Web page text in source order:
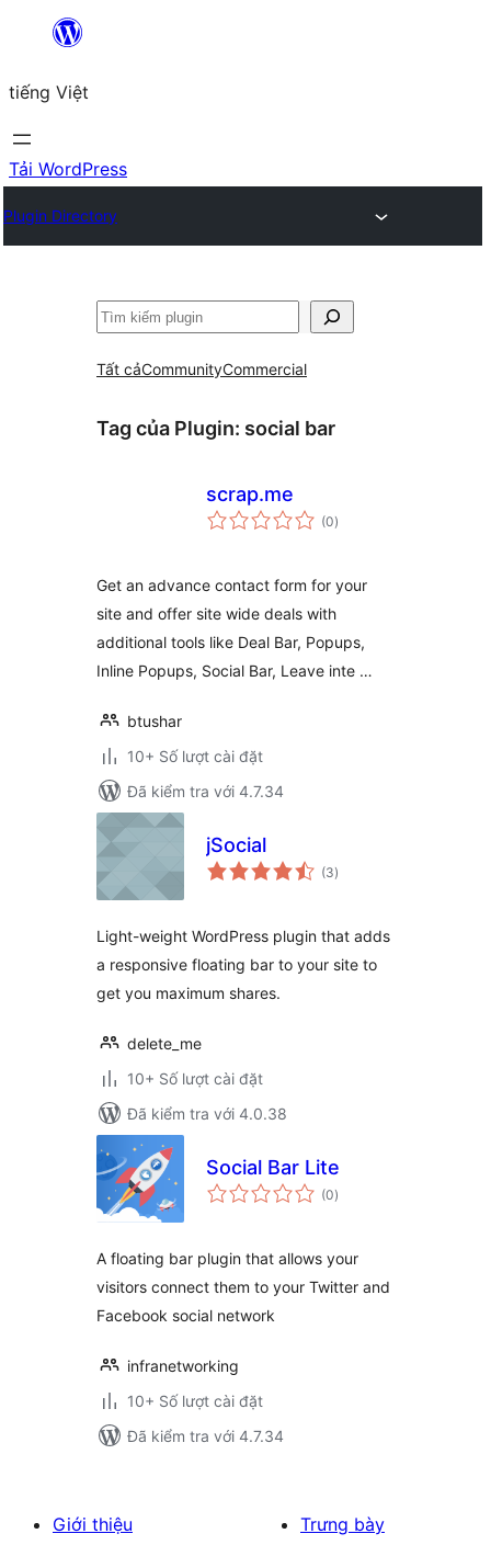
Chuyển
phần
nội
dung
tiếng Việt
Tải WordPress
Plugin Directory
Tìm
Tất cảCommunityCommercial
Tag của Plugin: social bar
scrap.me
(0tổng
đánh
)
Get an advance contact form for your
site and offer site wide deals with
additional tools like Deal Bar, Popups,
Inline Popups, Social Bar, Leave inte …
btushar
10+ Số lượt cài đặt
Đã kiểm tra với 4.7.34
jSocial
(3tổng
đánh
)
Light-weight WordPress plugin that adds
a responsive floating bar to your site to
get you maximum shares.
delete_me
10+ Số lượt cài đặt
Đã kiểm tra với 4.0.38
Social Bar Lite
(0tổng
đánh
)
A floating bar plugin that allows your
visitors connect them to your Twitter and
Facebook social network
infranetworking
10+ Số lượt cài đặt
Đã kiểm tra với 4.7.34
Giới thiệu
Trưng bày